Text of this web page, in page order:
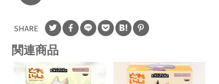
SHARE
関連商品